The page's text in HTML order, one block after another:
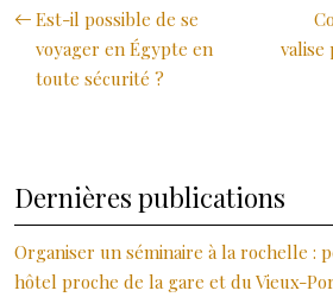
Est-il possible de se
voyager en Égypte en
toute sécurité ?
valise
Dernières publications
Organiser un séminaire à la rochelle :
hôtel proche de la gare et du Vieux-